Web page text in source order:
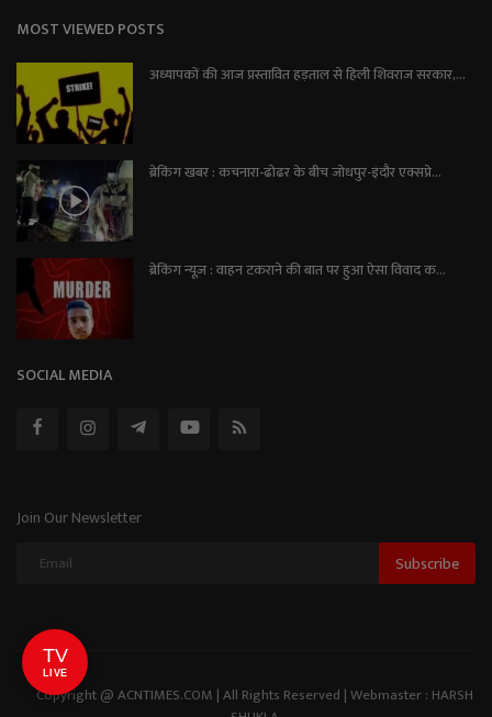
MOST VIEWED POSTS
अध्यापकों की आज प्रस्तावित हड़ताल से हिली शिवराज सरकार,...
ब्रेकिंग खबर : कचनारा-ढोढर के बीच जोधपुर-इंदौर एक्सप्रे...
ब्रेकिंग न्यूज़ : वाहन टकराने की बात पर हुआ ऐसा विवाद क...
SOCIAL MEDIA
Join Our Newsletter
Subscribe
Copyright @ ACNTIMES.COM | All Rights Reserved | Webmaster : HARSH
TV
LIVE